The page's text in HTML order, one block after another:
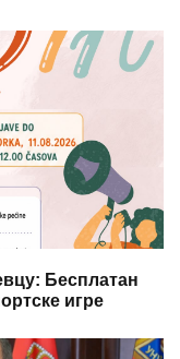
Бесплатан
игре